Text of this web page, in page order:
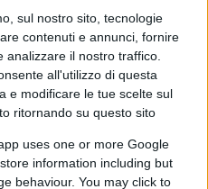
sul nostro sito, tecnologie
contenuti e annunci, fornire
il nostro traffico.
all'utilizzo di questa
e modificare le tue scelte sul
ritornando su questo sito
uses one or more Google
information including but
behaviour. You may click to
ma con il tempo è
quei brani,
un contesto da “notte